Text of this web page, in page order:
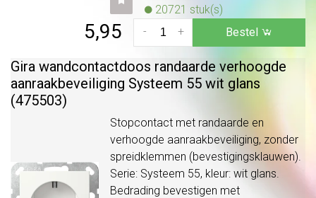
20721 stuk(s)
5,95 +
- Bestel
Gira wandcontactdoos randaarde verhoogde
aanraakbeveiliging Systeem 55 wit glans
(475503)
Stopcontact met randaarde en
verhoogde aanraakbeveiliging, zonder
spreidklemmen (bevestigingsklauwen).
Serie: Systeem 55, kleur: wit glans.
Bedrading bevestigen met